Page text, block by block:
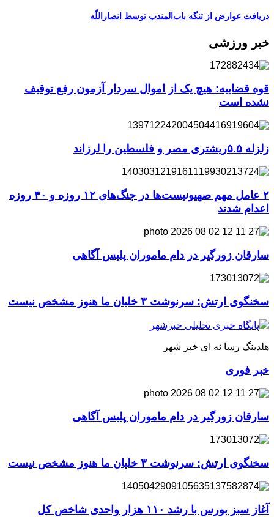
دریافت عوارض از تنگه باب‌المندب توسط انصاراللّه
خبر ورزشی
قوه قضاییه: هیچ یک از اموال سردار آزمون رفع توقیف
نشده است
زلزله ۵.۵ریشتری مصر و فلسطین را لرزاند
۲ عامل مهم صهیونیست‌ها در جنگ‌های ۱۲ روزه و ۴۰ روزه
اعدام شدند
سارقان زورگیر در دام ماموران پلیس آگاهی
سخنگوی ارتش: سرنوشت ۳ خلبان ما هنوز مشخص نیست
هلدینگ رسا نه ای خبر شهر
خبر فوری
سارقان زورگیر در دام ماموران پلیس آگاهی
سخنگوی ارتش: سرنوشت ۳ خلبان ما هنوز مشخص نیست
آغاز سبز بورس با رشد ۱۱۰ هزار واحدی شاخص کل